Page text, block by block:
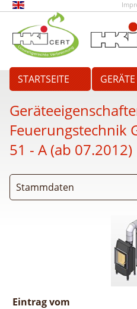
STARTSEITE GERÄTE
Feuerungstechnik
51 - A (ab 07.2012)
Stammdaten
Eintrag vom